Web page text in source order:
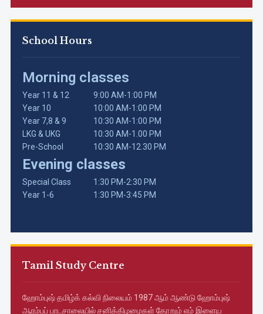
School Hours
Morning classes
Year 11 & 12
9:00 AM-1:00 PM
Year 10
10:00 AM-1:00 PM
Year 7,8 & 9
10:30 AM-1:00 PM
LKG & UKG
10:30 AM-1.00 PM
Pre-School
10:30 AM-12.30 PM
Evening classes
Special Class
1:30 PM-2:30 PM
Year 1-6
1:30 PM-3:45 PM
Tamil Study Centre
ஹோம்புஷ் தமிழ்க் கல்வி நிலையம் 1987 ஆம் ஆண்டு ஹோம்புஷ்
ஆரம்பப் பாடசாலையில் சனிக்கிழமைகள் தோறும் எம் இளைய